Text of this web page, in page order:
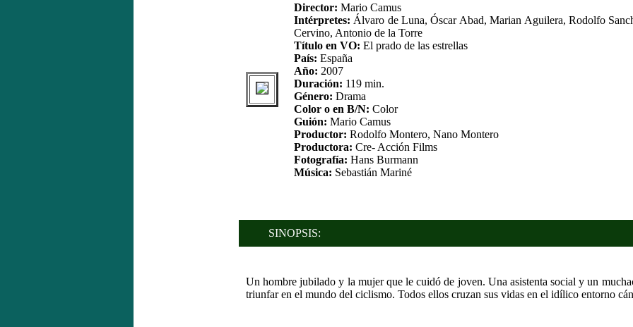
Director: Mario Camus
Intérpretes: Álvaro de Luna, Óscar Abad, Marian Aguilera, Rodolfo
Cervino, Antonio de la Torre
Título en VO: El prado de las estrellas
País: España
Año: 2007
Duración: 119 min.
Género: Drama
Color o en B/N: Color
Guión: Mario Camus
Productor: Rodolfo Montero, Nano Montero
Productora: Cre- Acción Films
Fotografía: Hans Burmann
Música: Sebastián Mariné
SINOPSIS:
Un hombre jubilado y la mujer que le cuidó de joven. Una asistenta social y un
triunfar en el mundo del ciclismo. Todos ellos cruzan sus vidas en el idílico entorno